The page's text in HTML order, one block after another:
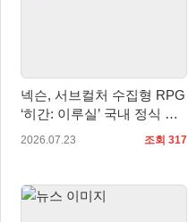
넥슨, 서브컬처 수집형 RPG
‘히간: 이루실’ 국내 정식 출
시
2026.07.23 조회 317